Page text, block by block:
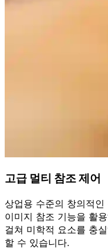
고급 멀티 참조 제어
상업용 수준의 창의적
이미지 참조 기능을 활
걸쳐 미학적 요소를 충
할 수 있습니다.